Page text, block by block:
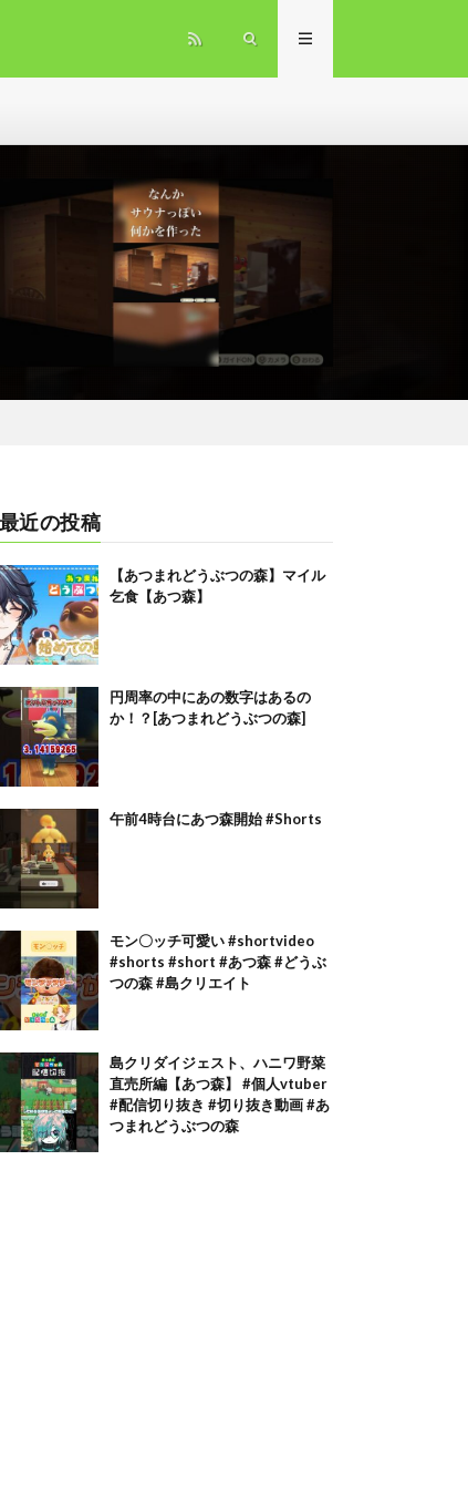
最近の投稿
【あつまれどうぶつの森】マイル
乞食【あつ森】
円周率の中にあの数字はあるの
か！？[あつまれどうぶつの森]
午前4時台にあつ森開始 #Shorts
モン〇ッチ可愛い #shortvideo
#shorts #short #あつ森 #どうぶ
つの森 #島クリエイト
島クリダイジェスト、ハニワ野菜
直売所編【あつ森】 #個人vtuber
#配信切り抜き #切り抜き動画 #あ
つまれどうぶつの森